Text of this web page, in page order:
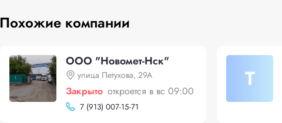
Похожие компании
ООО "Новомет-Нск"
улица Петухова, 29А
Закрыто откроется в вс 09:00
7 (913) 007-15-71
Т